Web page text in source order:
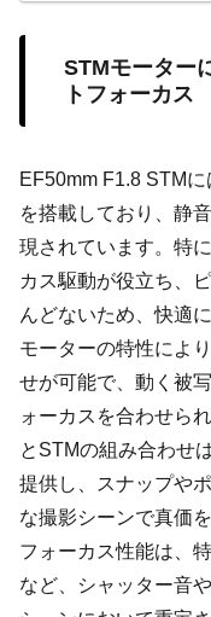
STMモーター
トフォーカス
EF50mm F1.8 STM
を搭載しており、静
現されています。特
カス駆動が役立ち、
んどないため、快適
モーターの特性によ
せが可能で、動く被
ォーカスを合わせら
とSTMの組み合わせ
提供し、スナップや
な撮影シーンで真価
フォーカス性能は、
など、シャッター音